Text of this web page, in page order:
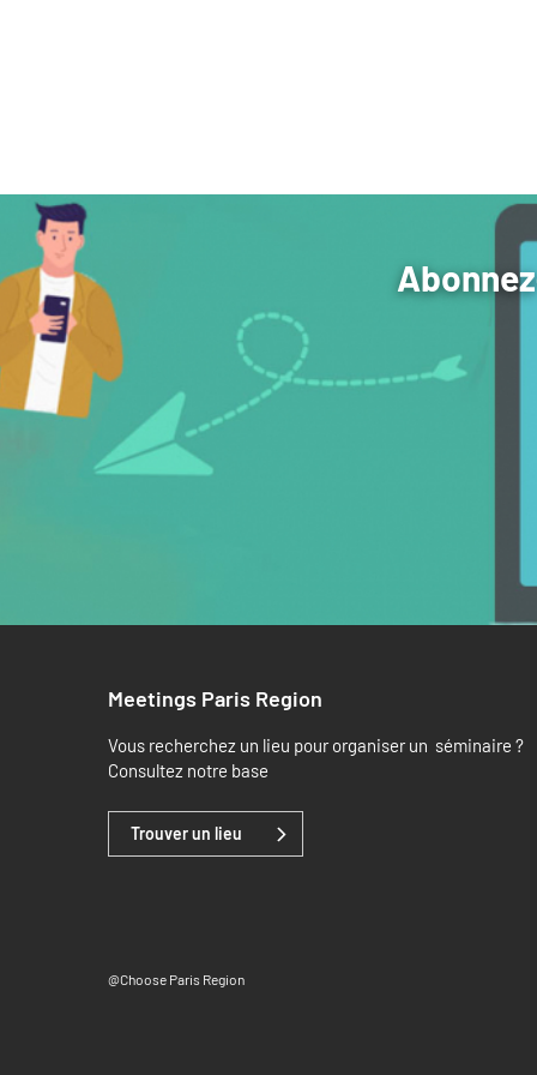
Meetings Paris Region
Vous recherchez un lieu pour organiser un séminaire ?
Consultez notre base
Trouver un lieu
@Choose Paris Region